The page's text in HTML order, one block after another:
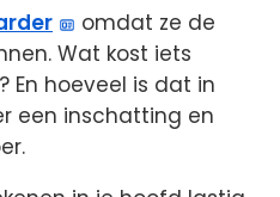
omdat ze de
Wat kost iets
En hoeveel is dat in
een inschatting en